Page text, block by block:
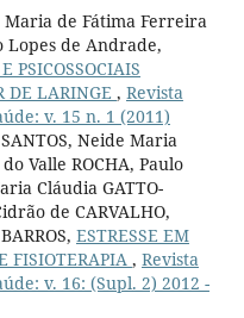
Maria de Fátima Ferreira
Lopes de Andrade,
PSICOSSOCIAIS
DE LARINGE , Revista
v. 15 n. 1 (2011)
Neide Maria
Valle ROCHA, Paulo
Cláudia GATTO-
de CARVALHO,
ESTRESSE EM
FISIOTERAPIA , Revista
v. 16: (Supl. 2) 2012 -